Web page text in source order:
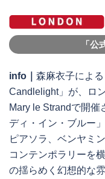
「
info｜ 森麻衣子によ
Candlelight」が、ロ
Mary le Strandで開催
ディ・イン・ブルー
ピアソラ、ベンヤミ
コンテンポラリーを
の揺らめく幻想的な